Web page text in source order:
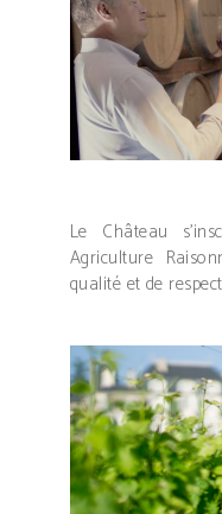
Le Château
Agriculture
qualité et de